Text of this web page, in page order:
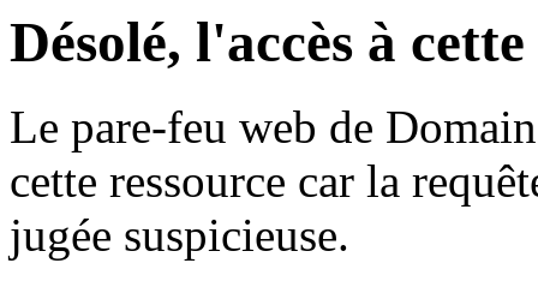
Désolé, l'accès à
Le pare-feu web de
cette ressource car la
jugée suspicieuse.